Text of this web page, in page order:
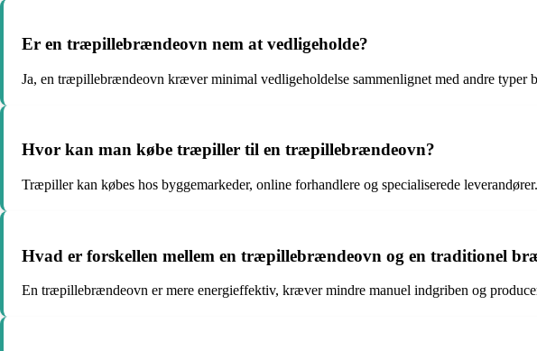
Er en træpillebrændeovn nem at vedligeholde?
Ja, en træpillebrændeovn kræver minimal vedligeholdelse sammenlignet med andre typer
Hvor kan man købe træpiller til en træpillebrændeovn?
Træpiller kan købes hos byggemarkeder, online forhandlere og specialiserede leverandører.
Hvad er forskellen mellem en træpillebrændeovn og en traditionel
En træpillebrændeovn er mere energieffektiv, kræver mindre manuel indgriben og